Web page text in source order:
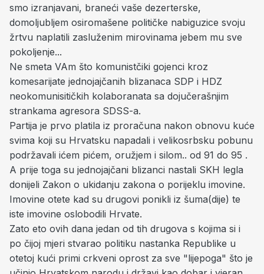
smo izranjavani, braneći vaše dezerterske,
domoljubljem osiromašene političke nabiguzice svoju
žrtvu naplatili zasluženim mirovinama jebem mu sve
pokoljenje...
Ne smeta VAm što komunistčiki gojenci kroz
komesarijate jednojajčanih blizanaca SDP i HDZ
neokomunisitičkih kolaboranata sa dojučerašnjim
strankama agresora SDSS-a.
Partija je prvo platila iz proračuna nakon obnovu kuće
svima koji su Hrvatsku napadali i velikosrbsku pobunu
podržavali ićem pićem, oružjem i silom.. od 91 do 95 .
A prije toga su jednojajčani blizanci nastali SKH legla
donijeli Zakon o ukidanju zakona o porijeklu imovine.
Imovine otete kad su drugovi ponikli iz šuma(dije) te
iste imovine oslobodili Hrvate.
Zato eto ovih dana jedan od tih drugova s kojima si i
po čijoj mjeri stvarao politiku nastanka Republike u
otetoj kući primi crkveni oprost za sve "lijepoga" što je